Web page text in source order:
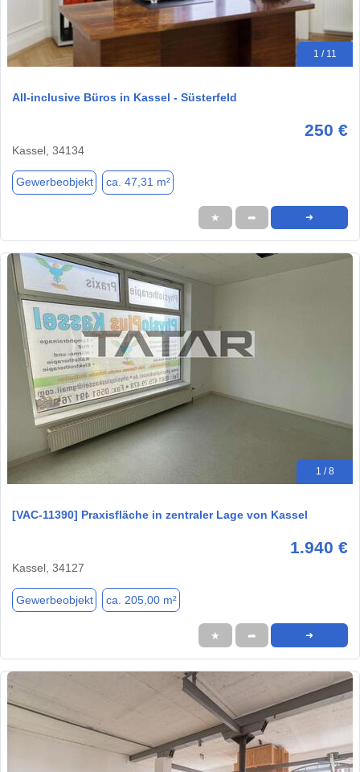
1 / 11
All-inclusive Büros in Kassel - Süsterfeld
250 €
Kassel, 34134
Gewerbeobjekt ca. 47,31 m²
★ ➦ ➜
1 / 8
[VAC-11390] Praxisfläche in zentraler Lage von Kassel
1.940 €
Kassel, 34127
Gewerbeobjekt ca. 205,00 m²
★ ➦ ➜